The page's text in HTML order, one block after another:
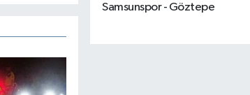
Samsunspor - Göztepe